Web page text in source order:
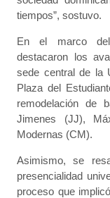
tiempos”, sostuvo.
En el marco del
destacaron los
sede central de la
Plaza del
remodelación de
Jimenes (JJ),
Modernas (CM).
Asimismo, se
presencialidad
proceso que